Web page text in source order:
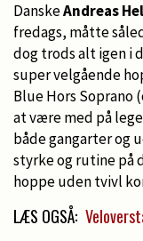
DanskeAndreas
fredags, måtte
dog trods alt igen i
super velgående
Blue Hors Soprano
at være med på
både gangarter og
styrke og rutine på
hoppe uden tvivl
LÆS OGSÅ: